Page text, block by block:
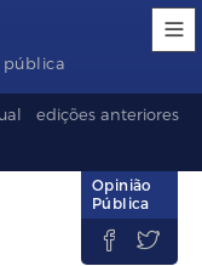
edições anteriores
Opinião
Pública
 